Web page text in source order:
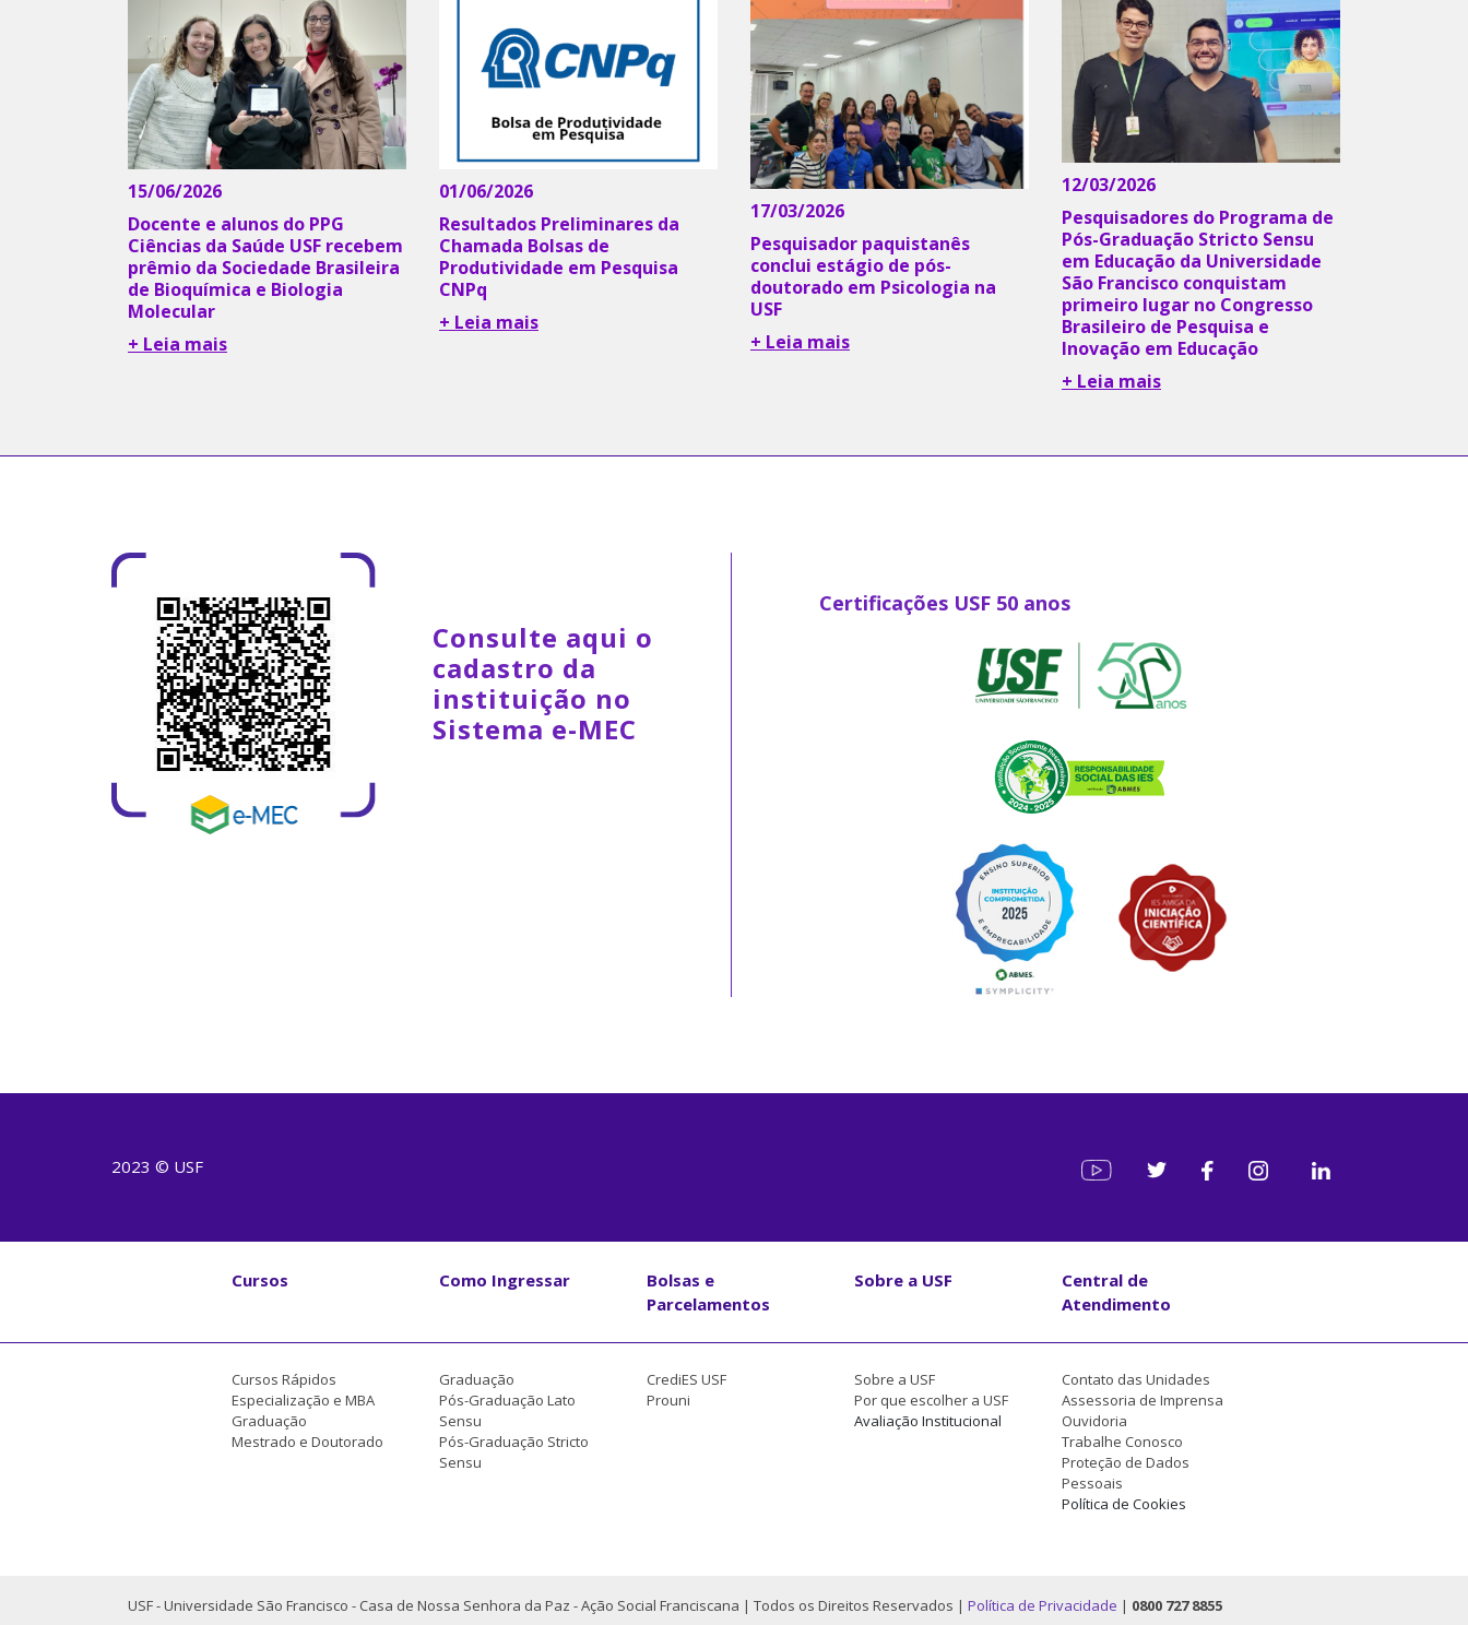
15/06/2026
Docente e alunos do PPG
Ciências da Saúde USF recebem
prêmio da Sociedade Brasileira
de Bioquímica e Biologia
Molecular
+ Leia mais
01/06/2026
Resultados Preliminares da
Chamada Bolsas de
Produtividade em Pesquisa
CNPq
+ Leia mais
17/03/2026
Pesquisador paquistanês
conclui estágio de pós-
doutorado em Psicologia na
USF
+ Leia mais
12/03/2026
Pesquisadores do Programa de
Pós-Graduação Stricto Sensu
em Educação da Universidade
São Francisco conquistam
primeiro lugar no Congresso
Brasileiro de Pesquisa e
Inovação em Educação
+ Leia mais
Consulte aqui o
cadastro da
instituição no
Sistema e-MEC
Certificações USF 50 anos
2023 © USF
Cursos Como Ingressar
Bolsas e
Parcelamentos
Sobre a USF
Central de
Atendimento
Cursos Rápidos
Especialização e MBA
Graduação
Mestrado e Doutorado
Graduação
Pós-Graduação Lato
Sensu
Pós-Graduação Stricto
Sensu
CrediES USF
Prouni
Sobre a USF
Por que escolher a USF
Avaliação Institucional
Contato das Unidades
Assessoria de Imprensa
Ouvidoria
Trabalhe Conosco
Proteção de Dados
Pessoais
Política de Cookies
USF - Universidade São Francisco - Casa de Nossa Senhora da Paz - Ação Social Franciscana | Todos os Direitos Reservados | Política de Privacidade | 0800 727 8855